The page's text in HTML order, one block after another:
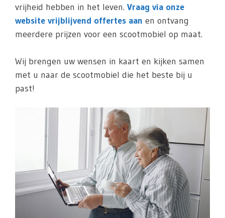
vrijheid hebben in het leven. Vraag via onze
website vrijblijvend offertes aan en ontvang
meerdere prijzen voor een scootmobiel op maat.
Wij brengen uw wensen in kaart en kijken samen
met u naar de scootmobiel die het beste bij u
past!